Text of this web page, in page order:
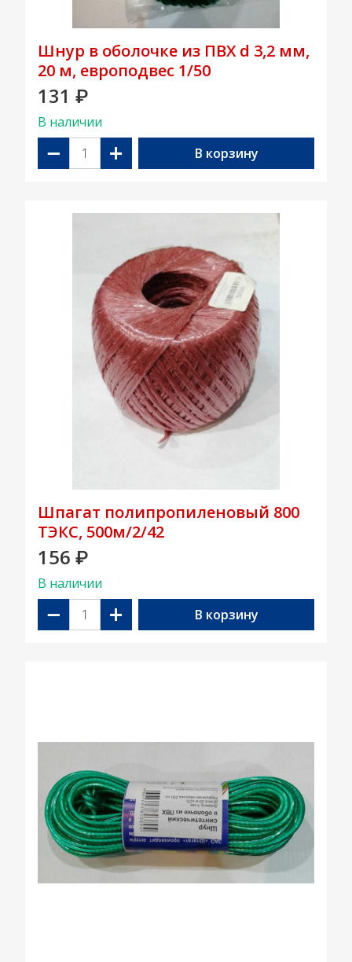
Шнур в оболочке из ПВХ d 3,2 мм,
20 м, европодвес 1/50
131 ₽
В наличии
− + В корзину
Шпагат полипропиленовый 800
ТЭКС, 500м/2/42
156 ₽
В наличии
− + В корзину